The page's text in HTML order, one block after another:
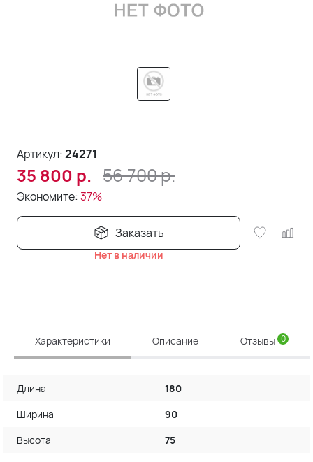
Артикул:24271
35 800 р. 56 700р.
Экономите:37%
Заказать
Нет в наличии
Характеристики Описание Отзывы 0
Длина
180
Ширина
90
Высота
75